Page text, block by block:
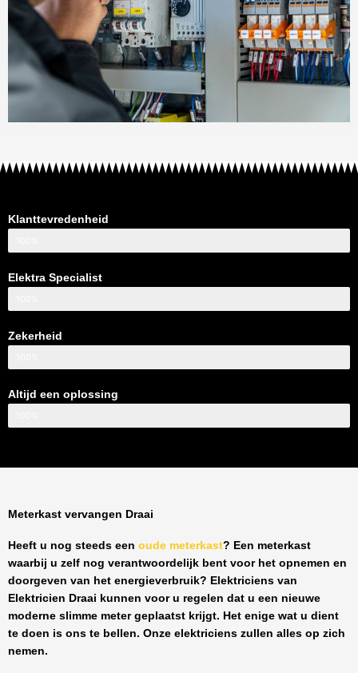
Klanttevredenheid
Elektra Specialist
Zekerheid
Altijd een oplossing
Meterkast vervangen Draai
Heeft u nog steeds een oude meterkast? Een meterkast
waarbij u zelf nog verantwoordelijk bent voor het opnemen en
doorgeven van het energieverbruik? Elektriciens van
Elektricien Draai kunnen voor u regelen dat u een nieuwe
moderne slimme meter geplaatst krijgt. Het enige wat u dient
te doen is ons te bellen. Onze elektriciens zullen alles op zich
nemen.